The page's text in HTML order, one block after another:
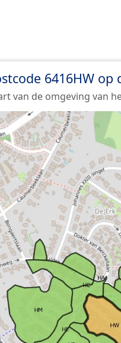
6416HW op
van de omgeving van